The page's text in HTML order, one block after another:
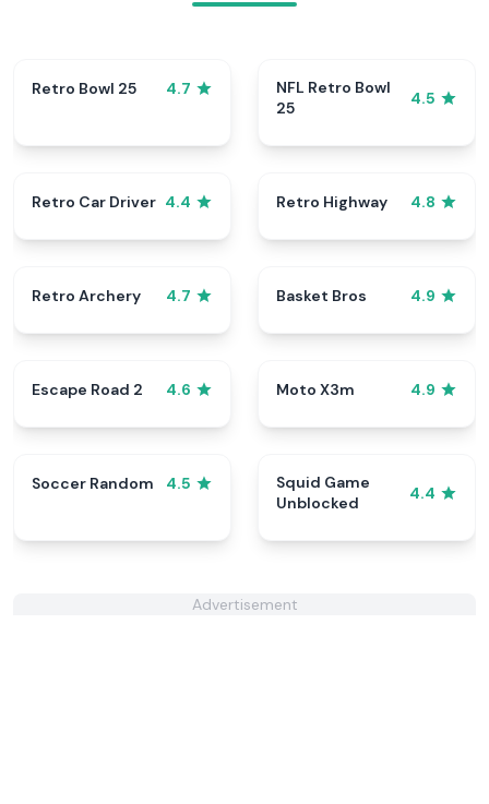
Retro Bowl 25 4.7
NFL Retro Bowl
25
4.5
Retro Car Driver 4.4 Retro Highway 4.8
Retro Archery 4.7 Basket Bros 4.9
Escape Road 2 4.6 Moto X3m 4.9
Soccer Random 4.5
Squid Game
Unblocked
4.4
Advertisement